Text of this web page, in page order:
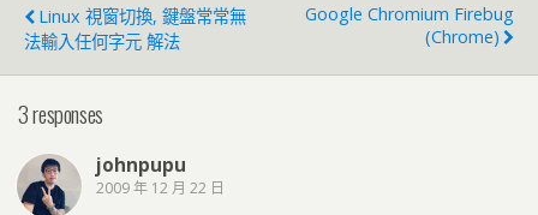
Linux 視窗切換, 鍵盤常常無
法輸入任何字元 解法
Google Chromium Firebug
(Chrome)
3 responses
johnpupu
2009 年 12 月 22 日